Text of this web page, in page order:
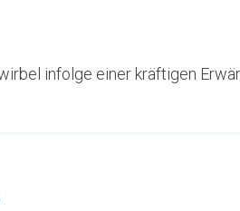
infolge einer kräftigen